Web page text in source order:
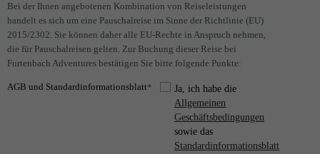
Bei der Ihnen angebotenen Kombination von Reiseleistungen
handelt es sich um eine Pauschalreise im Sinne der Richtlinie (EU)
2015/2302. Sie können daher alle EU-Rechte in Anspruch nehmen,
die für Pauschalreisen gelten. Zur Buchung dieser Reise bei
Furtenbach Adventures bestätigen Sie bitte folgende Punkte:
AGB und Standardinformationsblatt*
Ja, ich habe die
Allgemeinen
Geschäftsbedingungen
sowie das
Standardinformationsblatt